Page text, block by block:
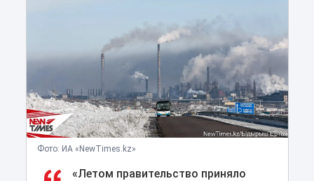
Фото: ИА «NewTimes.kz»
«Летом правительство приняло